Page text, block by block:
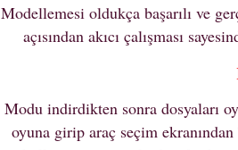
Modellemesi oldukça başarılı ve
açısından akıcı çalışması
Modu indirdikten sonra dosyaları
oyuna girip araç seçim